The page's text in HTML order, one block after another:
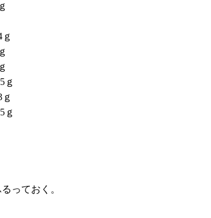
ｇ
ｇ
ｇ
ｇ
っておく。